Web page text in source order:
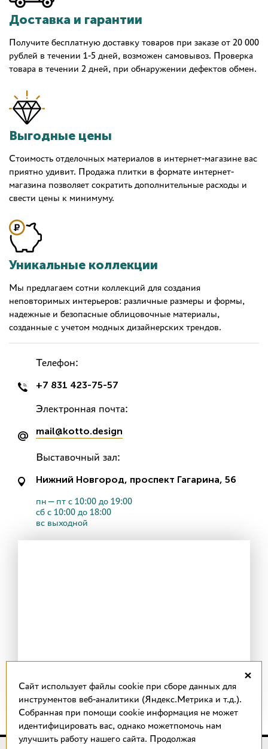
Доставка и гарантии
Получите бесплатную доставку товаров при заказе от 20 000
рублей в течении 1-5 дней, возможен самовывоз. Проверка
товара в течении 2 дней, при обнаружении дефектов обмен.
Выгодные цены
Стоимость отделочных материалов в интернет-магазине вас
приятно удивит. Продажа плитки в формате интернет-
магазина позволяет сократить дополнительные расходы и
свести цены к минимуму.
Уникальные коллекции
Мы предлагаем сотни коллекций для создания
неповторимых интерьеров: различные размеры и формы,
надежные и безопасные облицовочные материалы,
созданные с учетом модных дизайнерских трендов.
Телефон:
+7 831 423-75-57
Электронная почта:
mail@kotto.design
Выставочный зал:
Нижний Новгород, проспект Гагарина, 56
пн—пт с 10:00 до 19:00
сб с 10:00 до 18:00
вс выходной
×
Cайт использует файлы cookie при сборе данных для
инструментов веб-аналитики (Яндекс.Метрика и т.д.).
Собранная при помощи cookie информация не может
идентифицировать вас, однако можетпомочь нам
улучшить работу нашего сайта. Продолжая